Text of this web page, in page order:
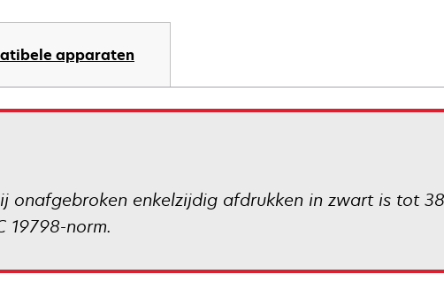
apparaten
onafgebroken enkelzijdig afdrukken in zwart is tot
19798-norm.